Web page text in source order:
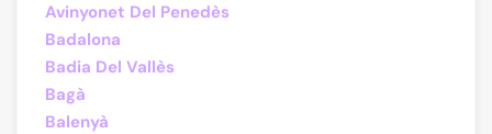
Avinyonet Del Penedès
Badalona
Badia Del Vallès
Bagà
Balenyà